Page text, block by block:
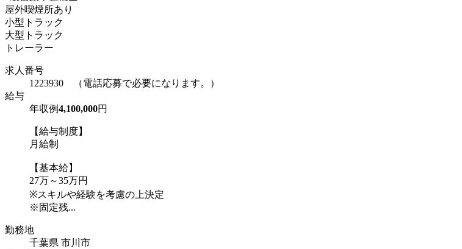
屋外喫煙所あり
小型トラック
大型トラック
トレーラー
求人番号
1223930 （電話応募で必要になります。）
給与
年収例4,100,000円
【給与制度】
月給制
【基本給】
27万～35万円
※スキルや経験を考慮の上決定
※固定残...
勤務地
千葉県 市川市